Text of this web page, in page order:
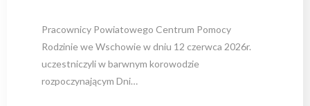
Pracownicy Powiatowego Centrum Pomocy
Rodzinie we Wschowie w dniu 12 czerwca 2026r.
uczestniczyli w barwnym korowodzie
rozpoczynającym Dni…